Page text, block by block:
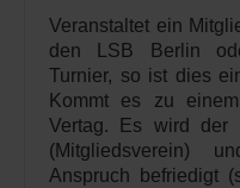
Veranstaltet ein
den LSB Berlin
Turnier, so ist dies
Kommt es zu
Vertag. Es wird der
(Mitgliedsverein)
Anspruch befriedigt